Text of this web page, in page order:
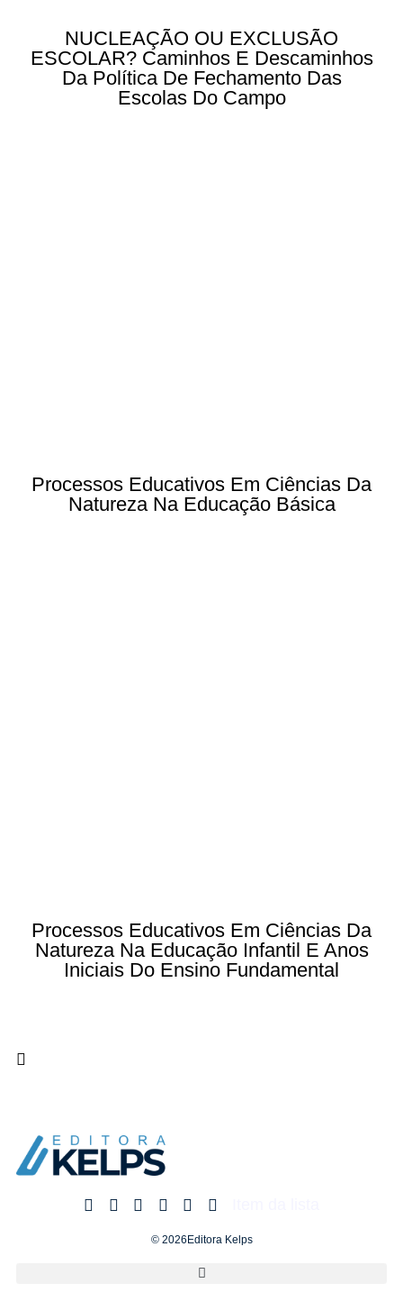
NUCLEAÇÃO OU EXCLUSÃO
ESCOLAR? Caminhos E Descaminhos
Da Política De Fechamento Das
Escolas Do Campo
Processos Educativos Em Ciências Da
Natureza Na Educação Básica
Processos Educativos Em Ciências Da
Natureza Na Educação Infantil E Anos
Iniciais Do Ensino Fundamental
© 2026Editora Kelps